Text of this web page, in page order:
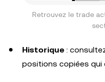
Retrouvez le trade
Historique :
positions copiées qui